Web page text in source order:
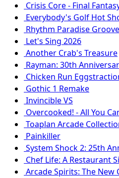
Crisis Core - Final
Everybody's Golf Hot
Rhythm Paradise Groove
Let's Sing 2026
Another Crab's Treasure
Rayman: 30th
Chicken Run
Gothic 1 Remake
Invincible VS
Overcooked! - All You
Toaplan Arcade
Painkiller
System Shock 2: 25th
Chef Life: A Restaurant
Arcade Spirits: The New